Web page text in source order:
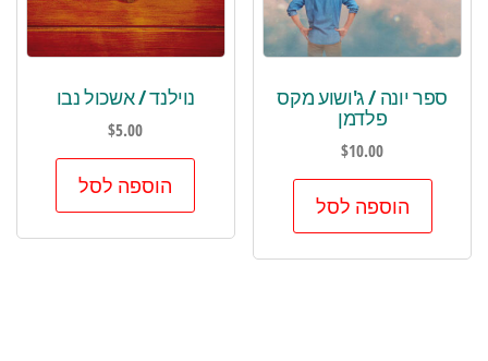
ספר יונה‏ / ג'ושוע מקס
פלדמן
$10.00
הוספה לסל
נוילנד / אשכול נבו
$5.00
הוספה לסל